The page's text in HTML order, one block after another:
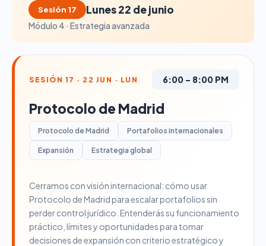
Sesión 17 Lunes 22 de junio
Módulo 4 · Estrategia avanzada
SESIÓN 17 · 22 JUN · LUN 6:00 – 8:00 PM
Protocolo de Madrid
Protocolo de Madrid Portafolios internacionales
Expansión Estrategia global
Cerramos con visión internacional: cómo usar
Protocolo de Madrid para escalar portafolios sin
perder control jurídico. Entenderás su funcionamiento
práctico, límites y oportunidades para tomar
decisiones de expansión con criterio estratégico y